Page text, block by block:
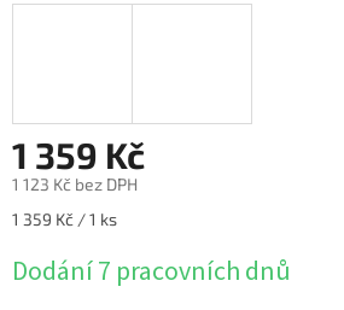
1 359 Kč
1 123 Kč bez DPH
Měrná
1 359 Kč / 1 ks
Dodání 7 pracovních dnů